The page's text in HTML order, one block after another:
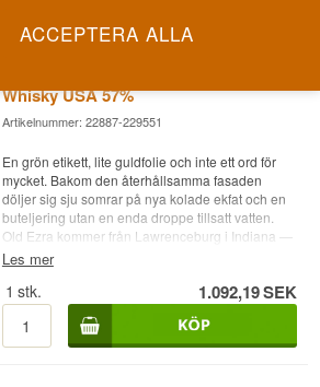
Whisky USA 57%
Artikelnummer: 22887-229551
En grön etikett, lite guldfolie och inte ett ord för
mycket. Bakom den återhållsamma fasaden
döljer sig sju somrar på nya kolade ekfat och en
buteljering utan en enda droppe tillsatt vatten.
Old Ezra kommer från Lawrenceburg i Indiana —
en flodstad som en gång kallades Whiskey City,
eftersom ingen annanstans i USA hanterade råg
riktigt som här.
Expertens beskrivning
Les mer
1 stk. 1.092,19SEK